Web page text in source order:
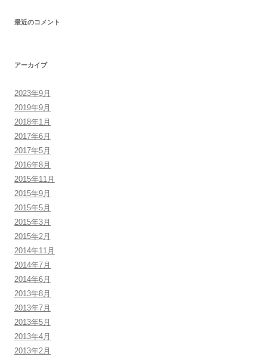
最近のコメント
アーカイブ
2023年9月
2019年9月
2018年1月
2017年6月
2017年5月
2016年8月
2015年11月
2015年9月
2015年5月
2015年3月
2015年2月
2014年11月
2014年7月
2014年6月
2013年8月
2013年7月
2013年5月
2013年4月
2013年2月